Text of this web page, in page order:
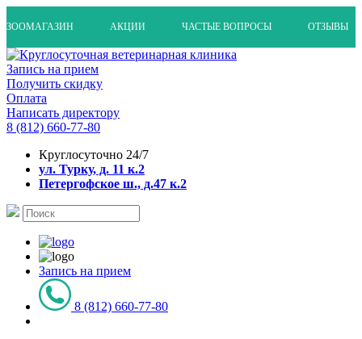
ЗООМАГАЗИН АКЦИИ ЧАСТЫЕ ВОПРОСЫ ОТЗЫВЫ
Запись на прием
Получить скидку
Оплата
Написать директору
8 (812) 660-77-80
Круглосуточно 24/7
ул. Турку, д. 11 к.2
Петергофское ш., д.47 к.2
Запись на прием
8 (812) 660-77-80